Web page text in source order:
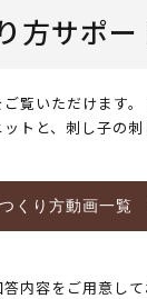
方サポー
覧いただけます
トと、刺し子の
つくり方動画一覧
内容をご用意し